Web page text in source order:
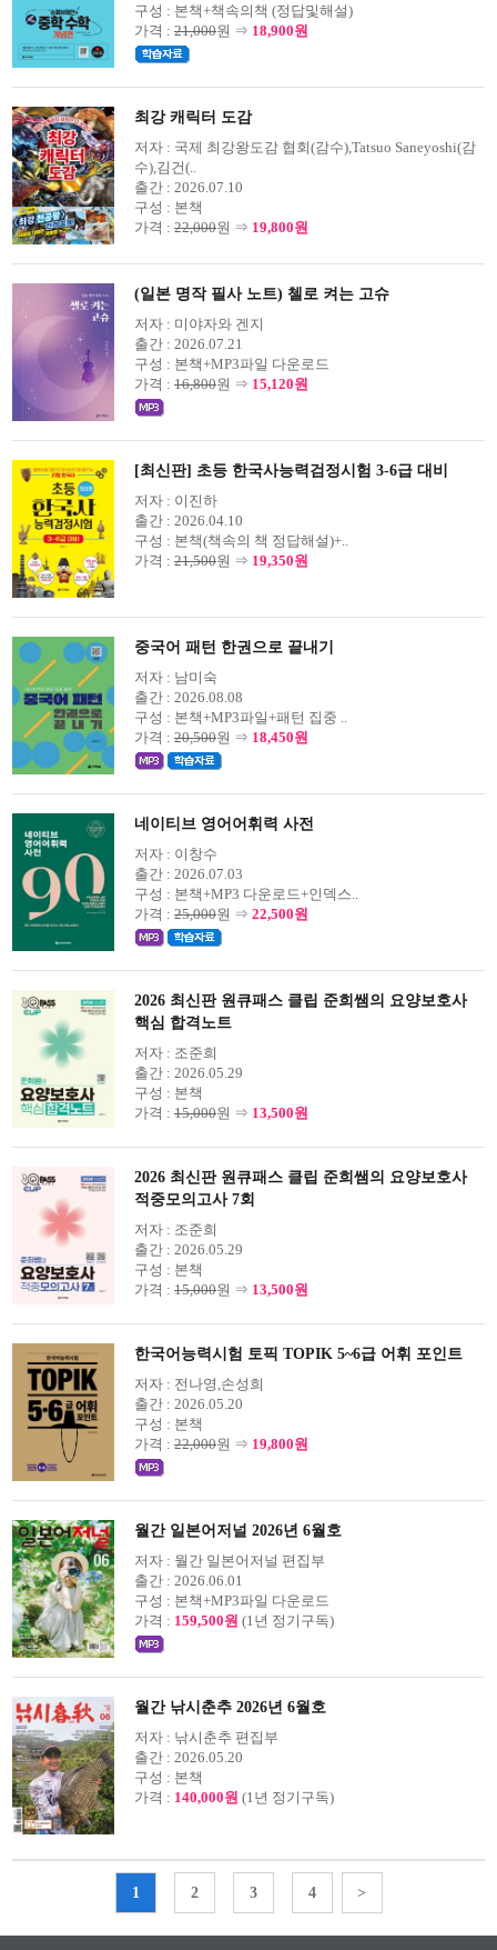
구성 : 본책+책속의책 (정답및해설)
가격 : 21,000원 ⇒ 18,900원
최강 캐릭터 도감
저자 : 국제 최강왕도감 협회(감수),Tatsuo Saneyoshi(감
수),김건(..
출간 : 2026.07.10
구성 : 본책
가격 : 22,000원 ⇒ 19,800원
(일본 명작 필사 노트) 첼로 켜는 고슈
저자 : 미야자와 겐지
출간 : 2026.07.21
구성 : 본책+MP3파일 다운로드
가격 : 16,800원 ⇒ 15,120원
[최신판] 초등 한국사능력검정시험 3-6급 대비
저자 : 이진하
출간 : 2026.04.10
구성 : 본책(책속의 책 정답해설)+..
가격 : 21,500원 ⇒ 19,350원
중국어 패턴 한권으로 끝내기
저자 : 남미숙
출간 : 2026.08.08
구성 : 본책+MP3파일+패턴 집중 ..
가격 : 20,500원 ⇒ 18,450원
네이티브 영어어휘력 사전
저자 : 이창수
출간 : 2026.07.03
구성 : 본책+MP3 다운로드+인덱스..
가격 : 25,000원 ⇒ 22,500원
2026 최신판 원큐패스 클립 준희쌤의 요양보호사
핵심 합격노트
저자 : 조준희
출간 : 2026.05.29
구성 : 본책
가격 : 15,000원 ⇒ 13,500원
2026 최신판 원큐패스 클립 준희쌤의 요양보호사
적중모의고사 7회
저자 : 조준희
출간 : 2026.05.29
구성 : 본책
가격 : 15,000원 ⇒ 13,500원
한국어능력시험 토픽 TOPIK 5~6급 어휘 포인트
저자 : 전나영,손성희
출간 : 2026.05.20
구성 : 본책
가격 : 22,000원 ⇒ 19,800원
월간 일본어저널 2026년 6월호
저자 : 월간 일본어저널 편집부
출간 : 2026.06.01
구성 : 본책+MP3파일 다운로드
가격 : 159,500원 (1년 정기구독)
월간 낚시춘추 2026년 6월호
저자 : 낚시춘추 편집부
출간 : 2026.05.20
구성 : 본책
가격 : 140,000원 (1년 정기구독)
1 2 3 4 >